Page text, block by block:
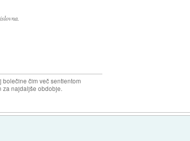
čim več sentientom
za najdaljše obdobje.